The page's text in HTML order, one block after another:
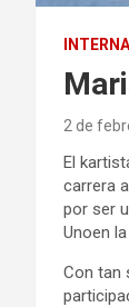
2 de
El
carrera
por ser
Unoen
Con tan